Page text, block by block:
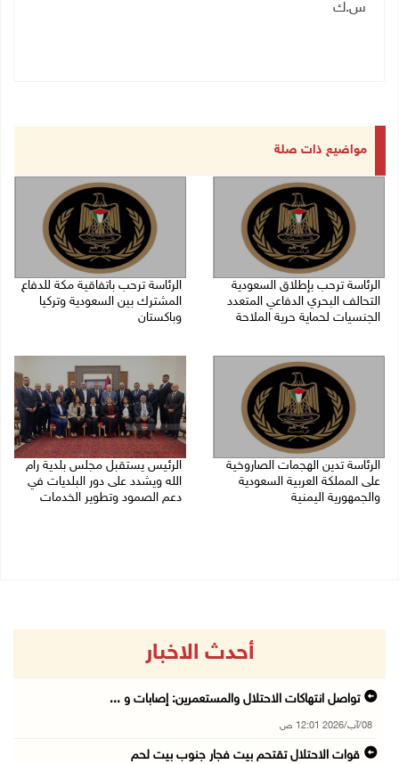
س.ك
مواضيع ذات صلة
الرئاسة ترحب بإطلاق السعودية
التحالف البحري الدفاعي المتعدد
الجنسيات لحماية حرية الملاحة
الرئاسة ترحب باتفاقية مكة للدفاع
المشترك بين السعودية وتركيا
وباكستان
الرئاسة تدين الهجمات الصاروخية
على المملكة العربية السعودية
والجمهورية اليمنية
الرئيس يستقبل مجلس بلدية رام
الله ويشدد على دور البلديات في
دعم الصمود وتطوير الخدمات
أحدث الاخبار
تواصل انتهاكات الاحتلال والمستعمرين: إصابات و ...
08/آب/2026 12:01 ص
قوات الاحتلال تقتحم بيت فجار جنوب بيت لحم